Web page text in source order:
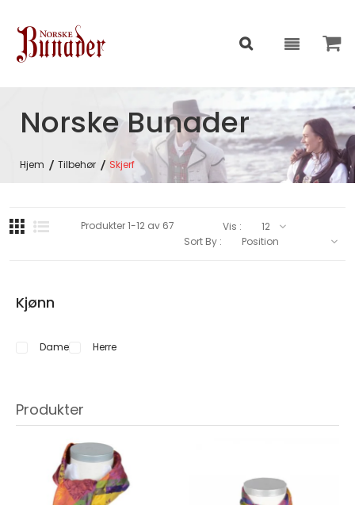
Norske Bunader
Hjem Tilbehør Skjerf
Kjønn
Dame Herre
Produkter
Produkter1-12av 67
Vis :
Sort By :